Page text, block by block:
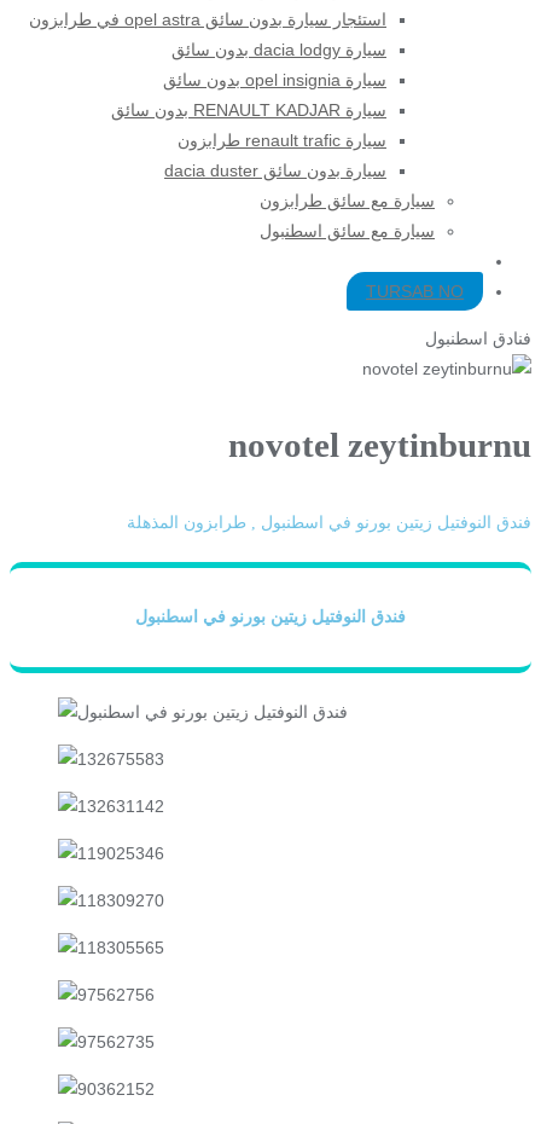
استئجار سيارة بدون سائق opel astra في طرابزون
سيارة dacia lodgy بدون سائق
سيارة opel insignia بدون سائق
سيارة RENAULT KADJAR بدون سائق
سيارة renault trafic طرابزون
سيارة بدون سائق dacia duster
سيارة مع سائق طرابزون​
سيارة مع سائق اسطنبول
TURSAB NO
فنادق اسطنبول
novotel zeytinburnu
فندق النوفتيل زيتين بورنو في اسطنبول , طرابزون المذهلة
فندق النوفتيل زيتين بورنو في اسطنبول